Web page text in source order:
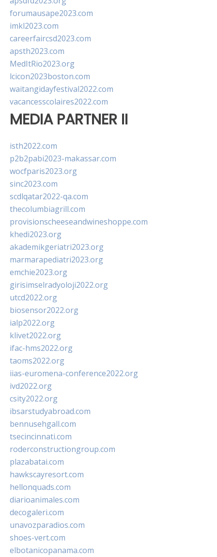
forumausape2023.com
imkl2023.com
careerfaircsd2023.com
apsth2023.com
MedItRio2023.org
lcicon2023boston.com
waitangidayfestival2022.com
vacancesscolaires2022.com
MEDIA PARTNER II
isth2022.com
p2b2pabi2023-makassar.com
wocfparis2023.org
sinc2023.com
scdlqatar2022-qa.com
thecolumbiagrill.com
provisionscheeseandwineshoppe.com
khedi2023.org
akademikgeriatri2023.org
marmarapediatri2023.org
emchie2023.org
girisimselradyoloji2022.org
utcd2022.org
biosensor2022.org
ialp2022.org
klivet2022.org
ifac-hms2022.org
taoms2022.org
iias-euromena-conference2022.org
ivd2022.org
csity2022.org
ibsarstudyabroad.com
bennusehgall.com
tsecincinnati.com
roderconstructiongroup.com
plazabatai.com
hawkscayresort.com
hellonquads.com
diarioanimales.com
decogaleri.com
unavozparadios.com
shoes-vert.com
elbotanicopanama.com